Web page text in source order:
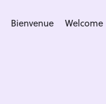
Bienvenue Welcome